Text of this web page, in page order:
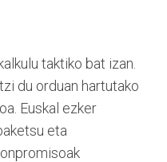
taktiko bat izan.
du orduan hartutako
Euskal ezker
eta